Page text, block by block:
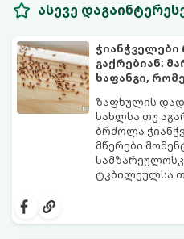
ასევე
გაქრებიან:
ხაფანგი,
ზაფხულის
სახლსა თუ
ბრძოლა
მწერები
ტკბილეულსა
სპრეი და
მარტივი,